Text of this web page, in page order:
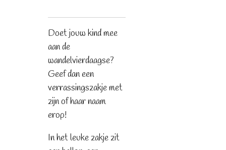
Doet jouw kind mee
aan de
wandelvierdaagse?
Geef dan een
verrassingszakje met
zijn of haar naam
erop!
In het leuke zakje zit